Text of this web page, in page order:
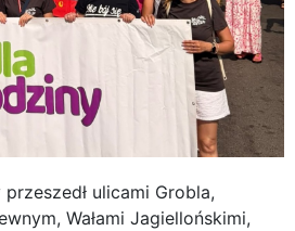
ulicami Grobla,
Wałami Jagiellońskimi,